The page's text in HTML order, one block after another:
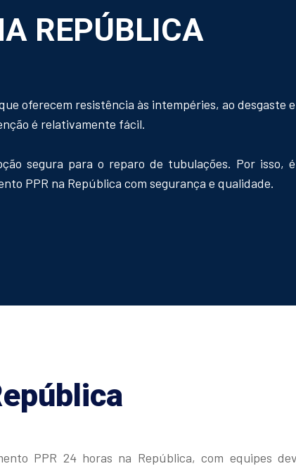
REPÚBLICA
oferecem resistência às intempéries, ao desgaste
é relativamente fácil.
segura para o reparo de tubulações. Por isso,
PPR na República com segurança e qualidade.
PPR 24 horas na República, com equipes